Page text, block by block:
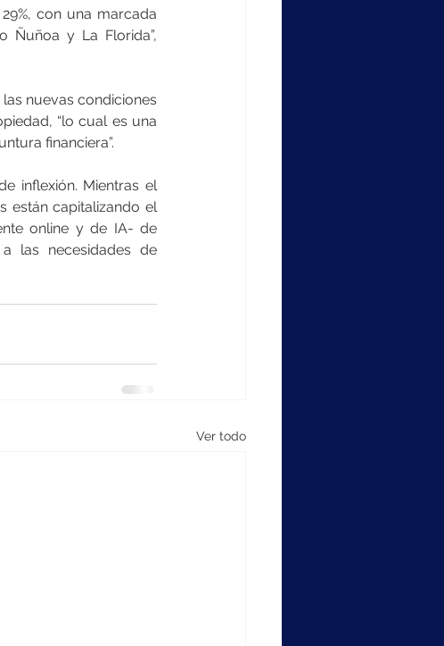
con una marcada
Ñuñoa y La Florida”,
nuevas condiciones
“lo cual es una
financiera”.
inflexión. Mientras el
están capitalizando el
online y de IA- de
las necesidades de
Ver todo